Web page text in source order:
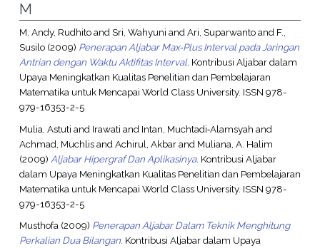
M
M. Andy, RudhitoandSri, Wahyuni andAri, Suparwantoand F.,
Susilo(2009) Penerapan Aljabar Max‐Plus Interval pada Jaringan
Antrian dengan Waktu Aktifitas Interval. Kontribusi Aljabar dalam
Upaya Meningkatkan Kualitas Penelitian dan Pembelajaran
Matematika untuk Mencapai World Class University. ISSN 978-
979-16353-2-5
Mulia, Astuti and Irawati and Intan, Muchtadi‐Alamsyah and
Achmad, Muchlisand Achirul, Akbarand Muliana, A. Halim
(2009) Aljabar Hipergraf Dan Aplikasinya. Kontribusi Aljabar
dalam Upaya Meningkatkan Kualitas Penelitian dan Pembelajaran
Matematika untuk Mencapai World Class University. ISSN 978-
979-16353-2-5
Musthofa (2009) Penerapan Aljabar Dalam Teknik Menghitung
Perkalian Dua Bilangan. Kontribusi Aljabar dalam Upaya